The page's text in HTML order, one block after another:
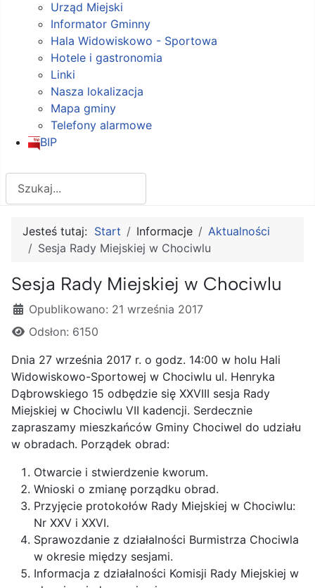
Urząd Miejski
Informator Gminny
Hala Widowiskowo - Sportowa
Hotele i gastronomia
Linki
Nasza lokalizacja
Mapa gminy
Telefony alarmowe
BIP
Jesteś tutaj: Start Informacje
Aktualności
Sesja Rady Miejskiej w Chociwlu
Sesja Rady Miejskiej w Chociwlu
Szczegóły
Opublikowano: 21 września 2017
Odsłon: 6150
Dnia 27 września 2017 r. o godz. 14:00 w holu Hali
Widowiskowo-Sportowej w Chociwlu ul. Henryka
Dąbrowskiego 15 odbędzie się XXVIII sesja Rady
Miejskiej w Chociwlu VII kadencji. Serdecznie
zapraszamy mieszkańców Gminy Chociwel do udziału
w obradach. Porządek obrad:
Otwarcie i stwierdzenie kworum.
Wnioski o zmianę porządku obrad.
Przyjęcie protokołów Rady Miejskiej w Chociwlu:
Nr XXV i XXVI.
Sprawozdanie z działalności Burmistrza Chociwla
w okresie między sesjami.
Informacja z działalności Komisji Rady Miejskiej w